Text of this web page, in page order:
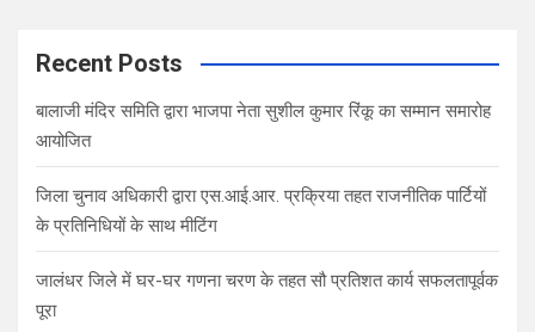
Recent Posts
बालाजी मंदिर समिति द्वारा भाजपा नेता सुशील कुमार रिंकू का सम्मान समारोह
आयोजित
जिला चुनाव अधिकारी द्वारा एस.आई.आर. प्रक्रिया तहत राजनीतिक पार्टियों
के प्रतिनिधियों के साथ मीटिंग
जालंधर जिले में घर-घर गणना चरण के तहत सौ प्रतिशत कार्य सफलतापूर्वक
पूरा